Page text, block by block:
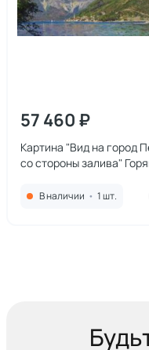
57 460 ₽
Картина "Вид на город
со стороны залива"
В наличии • 1 шт.